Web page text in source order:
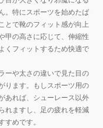
。特にスポーツを始めたば
とで靴のフィット感が向上
甲の高さに応じて、伸縮性
くフィットするため快適で
ーや太さの違いで見た目の
ります。もしスポーツ用の
あれば、シューレース以外
れますし、足の疲れを軽減
すめです。